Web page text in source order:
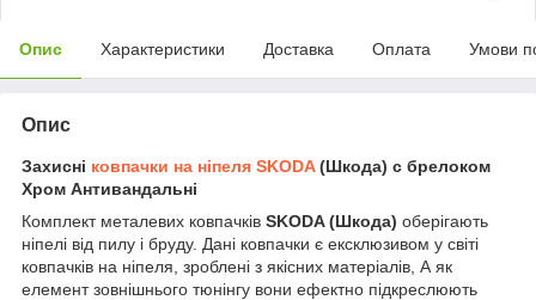
Опис Характеристики Доставка Оплата Умови
Опис
Захисні ковпачки на ніпеля SKODA(Шкода) c брелоком
Хром Антивандальні
Комплект металевих ковпачків SKODA (Шкода) оберігають
ніпелі від пилу і бруду. Дані ковпачки є ексклюзивом у світі
ковпачків на ніпеля, зроблені з якісних матеріалів, А як
елемент зовнішнього тюнінгу вони ефектно підкреслюють